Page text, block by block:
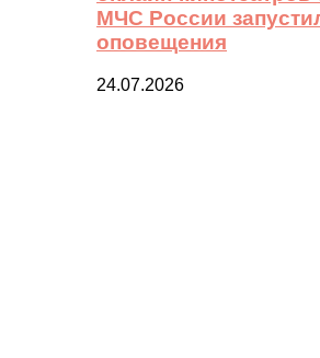
МЧС России
оповещения
24.07.2026